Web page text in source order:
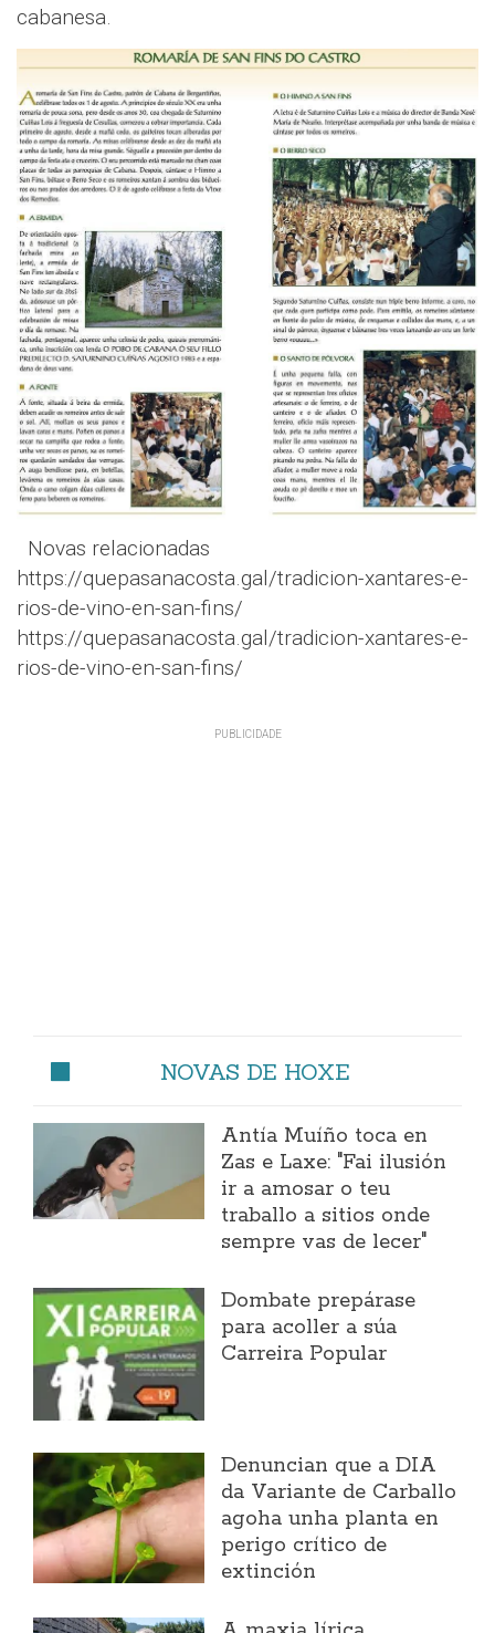
cabanesa.
Novas relacionadas
https://quepasanacosta.gal/tradicion-xantares-e-
rios-de-vino-en-san-fins/
https://quepasanacosta.gal/tradicion-xantares-e-
rios-de-vino-en-san-fins/
NOVAS DE HOXE
Antía Muíño toca en
Zas e Laxe: "Fai ilusión
ir a amosar o teu
traballo a sitios onde
sempre vas de lecer"
Dombate prepárase
para acoller a súa
Carreira Popular
Denuncian que a DIA
da Variante de Carballo
agoha unha planta en
perigo crítico de
extinción